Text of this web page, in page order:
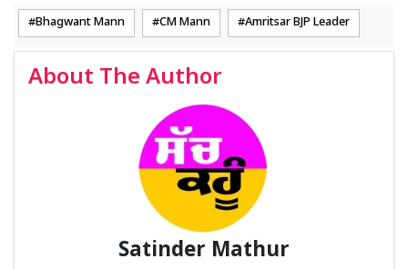
Bhagwant Mann CM Mann Amritsar BJP Leader
About The Author
Satinder Mathur